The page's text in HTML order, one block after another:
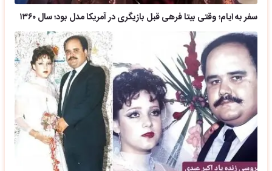
سفر به ایام؛ وقتی بیتا فرهی قبل بازیگری در آمریکا مدل بود؛ سال ۱۳۶۰